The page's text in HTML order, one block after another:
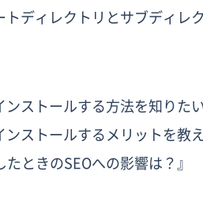
ディレクトリとサブディレ
ストールする方法を知りたい
ストールするメリットを教え
ときのSEOへの影響は？』